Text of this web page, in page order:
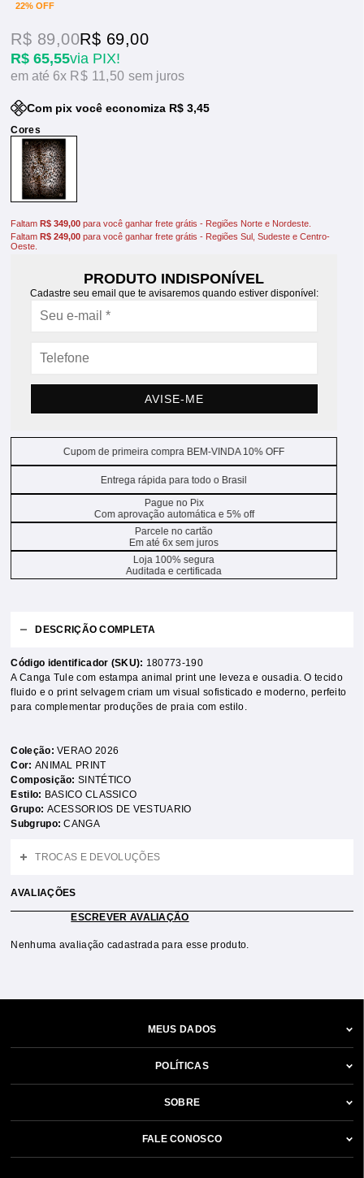
22% OFF
R$ 65,55via PIX!
R$ 89,00R$ 69,00
6x R$ 11,50sem juros
Com pix você economiza R$ 3,45
FaltamR$ 349,00 para você ganhar frete grátis - Regiões Norte e Nordeste.
FaltamR$ 249,00 para você ganhar frete grátis - Regiões Sul, Sudeste e Centro-
Oeste.
PRODUTO INDISPONÍVEL
Cadastre seu email que te avisaremos quando estiver disponível:
AVISE-ME
Cupom de primeira compra BEM-VINDA 10% OFF
Entrega rápida para todo o Brasil
Pague no Pix
Com aprovação automática e 5% off
Parcele no cartão
Em até 6x sem juros
Loja 100% segura
Auditada e certificada
DESCRIÇÃO COMPLETA
Código identificador (SKU): 180773-190
A Canga Tule com estampa animal print une leveza e ousadia. O tecido
fluido e o print selvagem criam um visual sofisticado e moderno, perfeito
para complementar produções de praia com estilo.
Coleção:VERAO 2026
Cor: ANIMAL PRINT
Composição:SINTÉTICO
Estilo: BASICO CLASSICO
Grupo: ACESSORIOS DE VESTUARIO
Subgrupo:CANGA
TROCAS E DEVOLUÇÕES
AVALIAÇÕES
ESCREVER AVALIAÇÃO
Nenhuma avaliação cadastrada para esse produto.
MEUS DADOS
POLÍTICAS
SOBRE
FALE CONOSCO